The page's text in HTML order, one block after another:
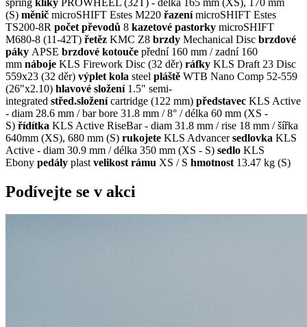
(S) měnič microSHIFT Estes M220 řazenímicroSHIFT Estes
TS200-8R počet převodů 8 kazetové pastorky microSHIFT
M680-8 (11-42T) řetěz KMC Z8 brzdy Mechanical Disc brzdové
páky APSE brzdové kotouče přední 160 mm / zadní 160
mm náboje KLS Firework Disc (32 děr) ráfky KLS Draft 23 Disc
559x23 (32 děr) výplet kola steel pláště WTB Nano Comp 52-559
(26"x2.10) hlavové složení1.5" semi-
integrated střed.složenícartridge (122 mm) představec KLS Active
- diam 28.6 mm / bar bore 31.8 mm / 8° / délka 60 mm (XS -
S) řídítka KLS Active RiseBar - diam 31.8 mm / rise 18 mm / šířka
640mm (XS), 680 mm (S) rukojete KLS Advancersedlovka KLS
Active - diam 30.9 mm / délka 350 mm (XS - S) sedlo KLS
Ebony pedály plast velikost rámu XS / S hmotnost 13.47 kg (S)
Podívejte se v akci